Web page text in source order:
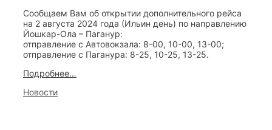
Сообщаем Вам об открытии дополнительного рейса
на 2 августа 2024 года (Ильин день) по направлению
Йошкар-Ола – Паганур:
отправление с Автовокзала: 8-00, 10-00, 13-00;
отправление с Паганура: 8-25, 10-25, 13-25.
Подробнее…
Categories
Новости